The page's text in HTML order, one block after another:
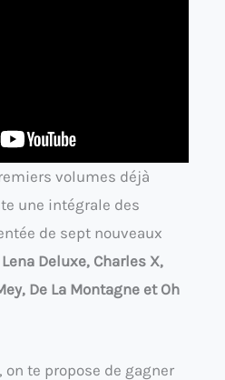
volumes déjà
une intégrale des
de sept nouveaux
Deluxe, Charles X,
De La Montagne et Oh
on te propose de gagner